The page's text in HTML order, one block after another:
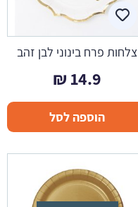
צלחות פרח בינוני לבן זהב
14.9
₪
הוספה לסל